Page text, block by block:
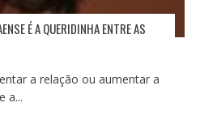
É A QUERIDINHA ENTRE AS
a relação ou aumentar a
a...